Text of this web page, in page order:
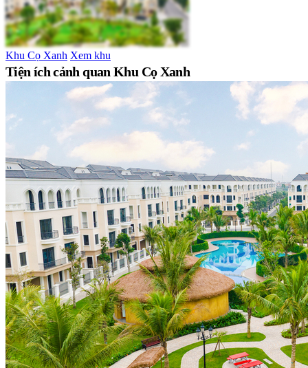
Khu Cọ Xanh Xem khu
Tiện ích cảnh quan Khu Cọ Xanh